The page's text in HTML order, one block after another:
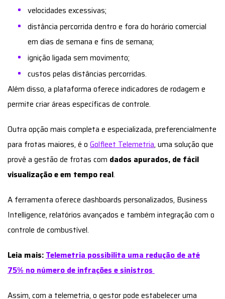
Outra opção mais completa e especializada, preferencialmente
para frotas maiores, é oGolfleet Telemetria, uma solução que
provê a gestão de frotas comdados apurados, de fácil
visualização e em tempo real.
A ferramenta oferece dashboards personalizados, Business
Intelligence, relatórios avançados e também integração com o
controle de combustível.
Leia mais:Telemetria possibilita uma redução de até
75% no número de infrações e sinistros
Assim, com a telemetria, o gestor pode estabelecer uma
escolher a opção certa para as necessidades de sua frota.
Quer saber mais sobre como a telemetria pode ajudar a sua